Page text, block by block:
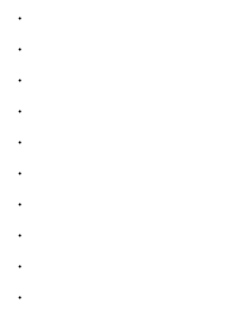
・
・
・
・
・
・
・
・
・
・